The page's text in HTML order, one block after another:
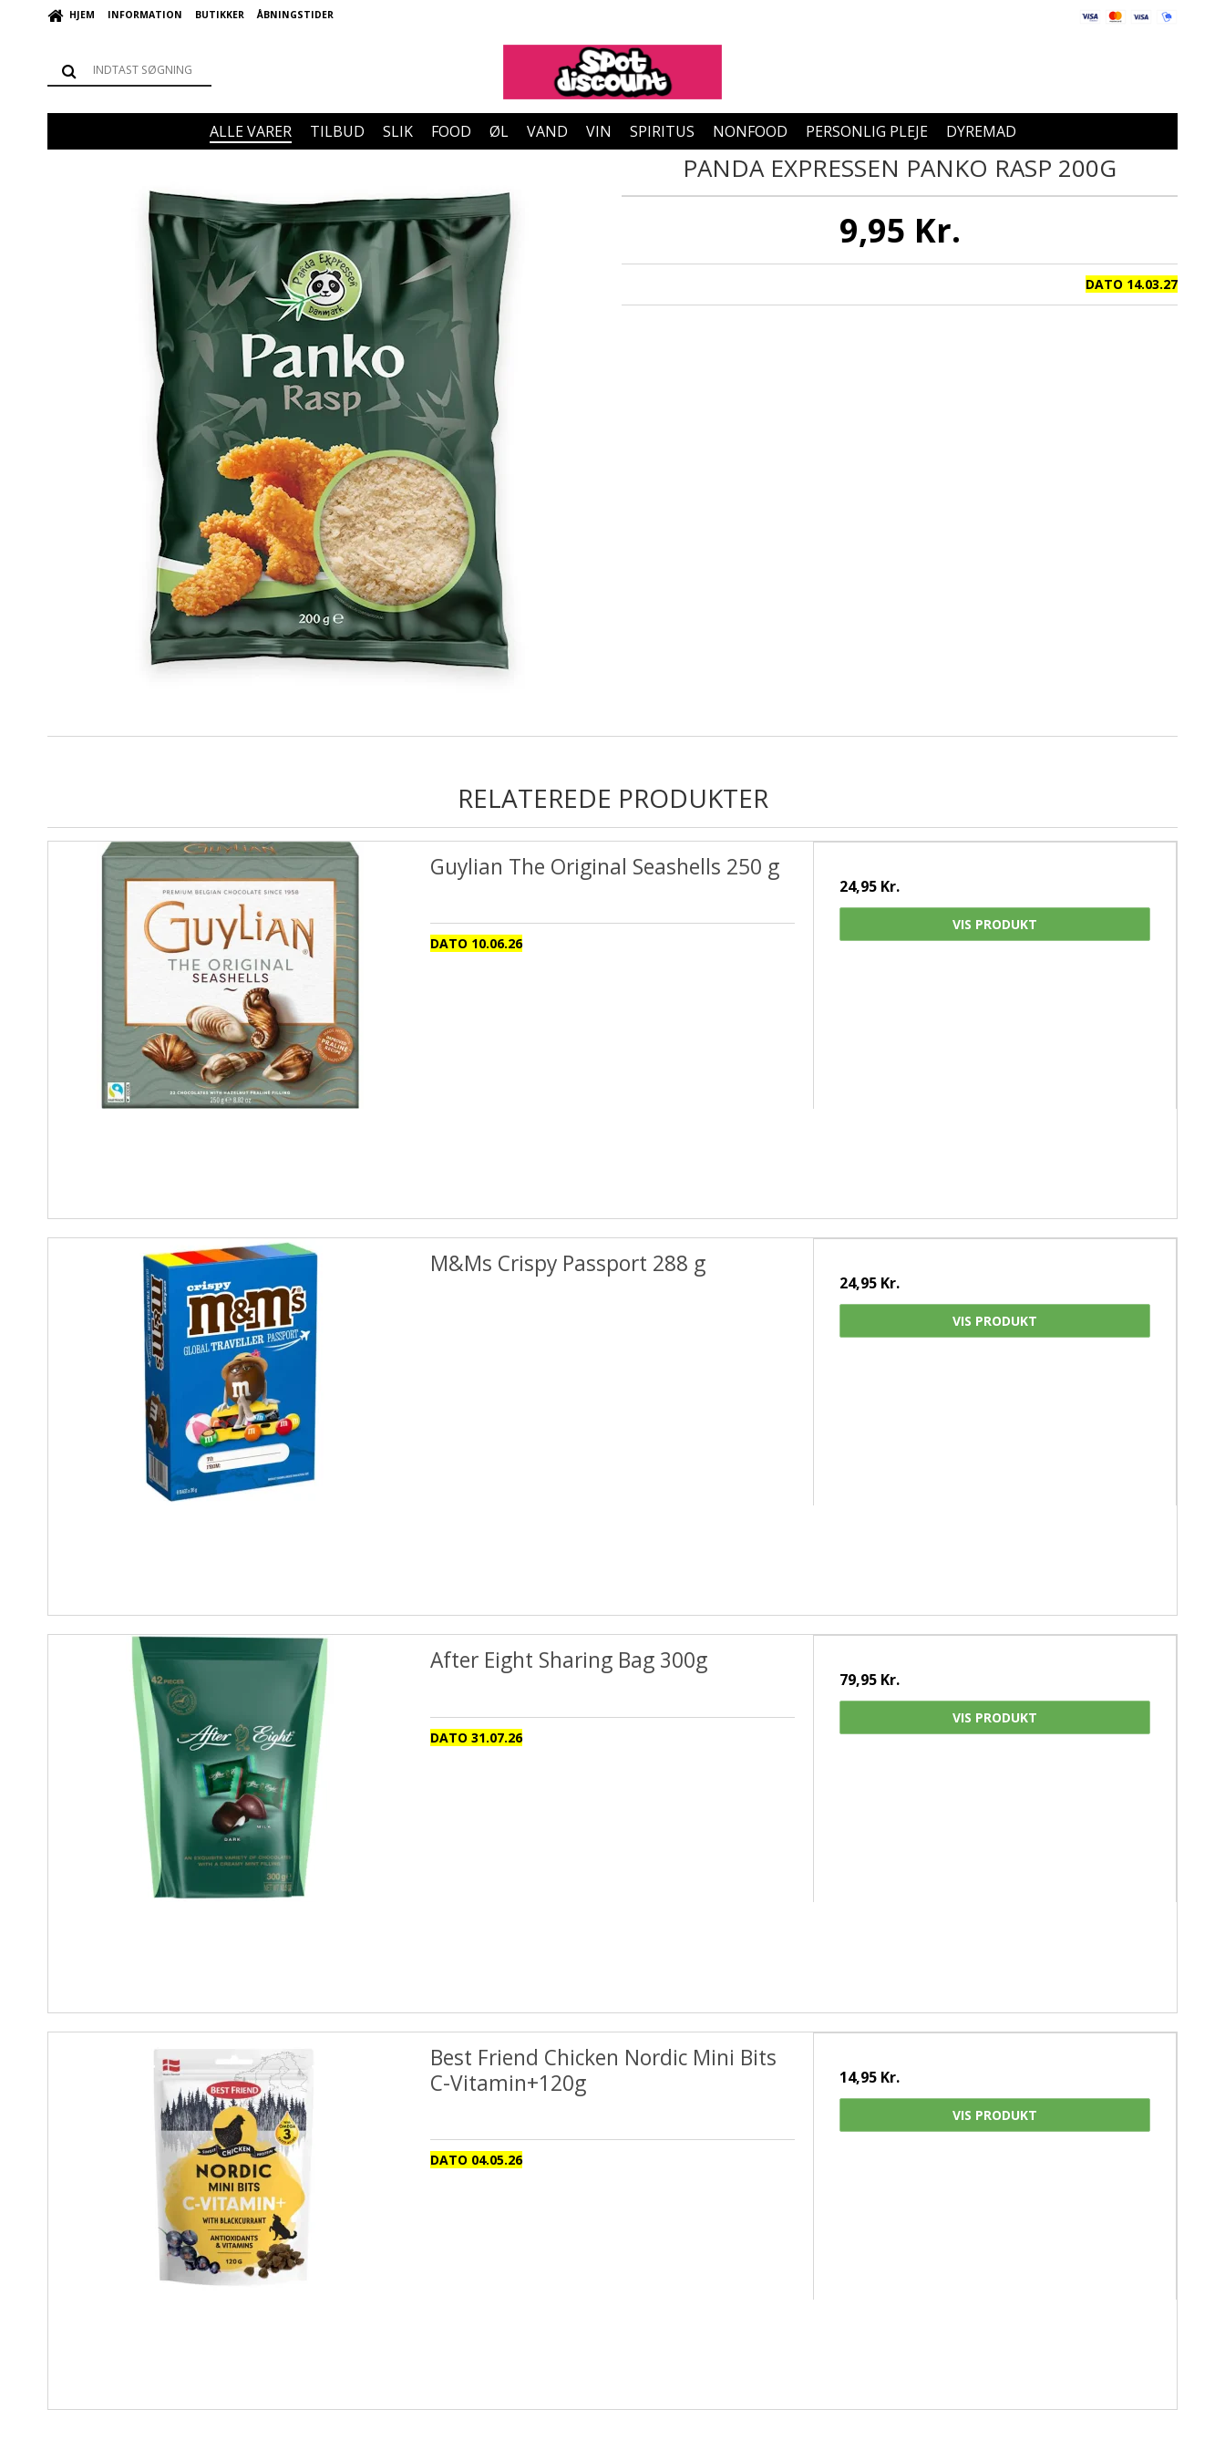
HJEM INFORMATION BUTIKKER ÅBNINGSTIDER
ALLE VARER TILBUD SLIK FOOD ØL VAND VIN SPIRITUS NONFOOD PERSONLIG PLEJE DYREMAD
PANDA EXPRESSEN PANKO RASP 200G
9,95 Kr.
DATO 14.03.27
RELATEREDE PRODUKTER
Guylian The Original Seashells 250 g
DATO 10.06.26
24,95 Kr.
VIS PRODUKT
M&Ms Crispy Passport 288 g
24,95 Kr.
VIS PRODUKT
After Eight Sharing Bag 300g
DATO 31.07.26
79,95 Kr.
VIS PRODUKT
Best Friend Chicken Nordic Mini Bits
C-Vitamin+120g
DATO 04.05.26
14,95 Kr.
VIS PRODUKT